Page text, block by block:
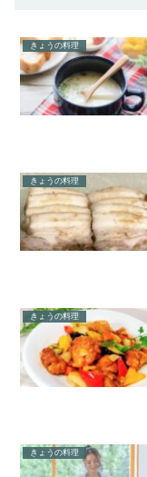
きょうの料理
きょうの料理
きょうの料理
きょうの料理